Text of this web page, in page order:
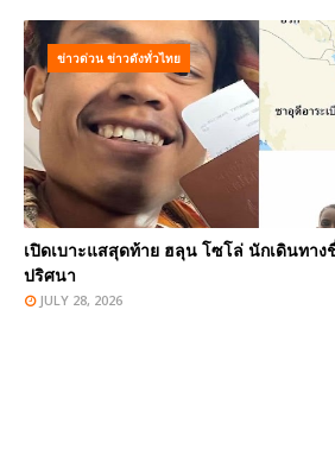
ข่าวด่วน ข่าวดังทั่วไทย
เปิดเบาะแสสุดท้าย ฮลุน โซโล่ นักเดินทาง
ปริศนา
JULY 28, 2026